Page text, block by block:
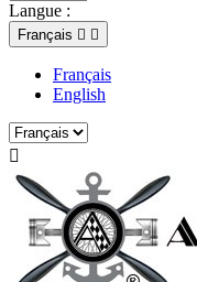
Langue :
Français  
Français
English
